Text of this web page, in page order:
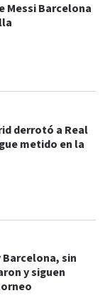
Messi Barcelona
derrotó a Real
metido en la
Barcelona, sin
y siguen